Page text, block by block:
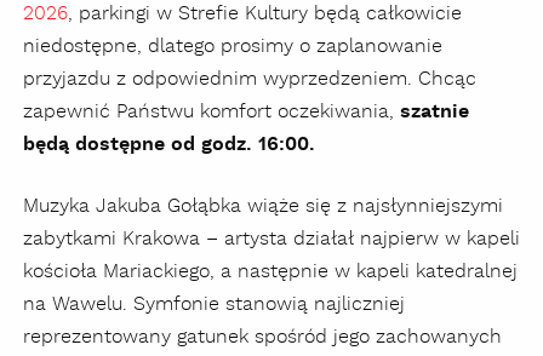
2026, parkingi w Strefie Kultury będą całkowicie
niedostępne, dlatego prosimy o zaplanowanie
przyjazdu z odpowiednim wyprzedzeniem. Chcąc
zapewnić Państwu komfort oczekiwania, szatnie
będą dostępne od godz. 16:00.
Muzyka Jakuba Gołąbka wiąże się z najsłynniejszymi
zabytkami Krakowa – artysta działał najpierw w kapeli
kościoła Mariackiego, a następnie w kapeli katedralnej
na Wawelu. Symfonie stanowią najliczniej
reprezentowany gatunek spośród jego zachowanych